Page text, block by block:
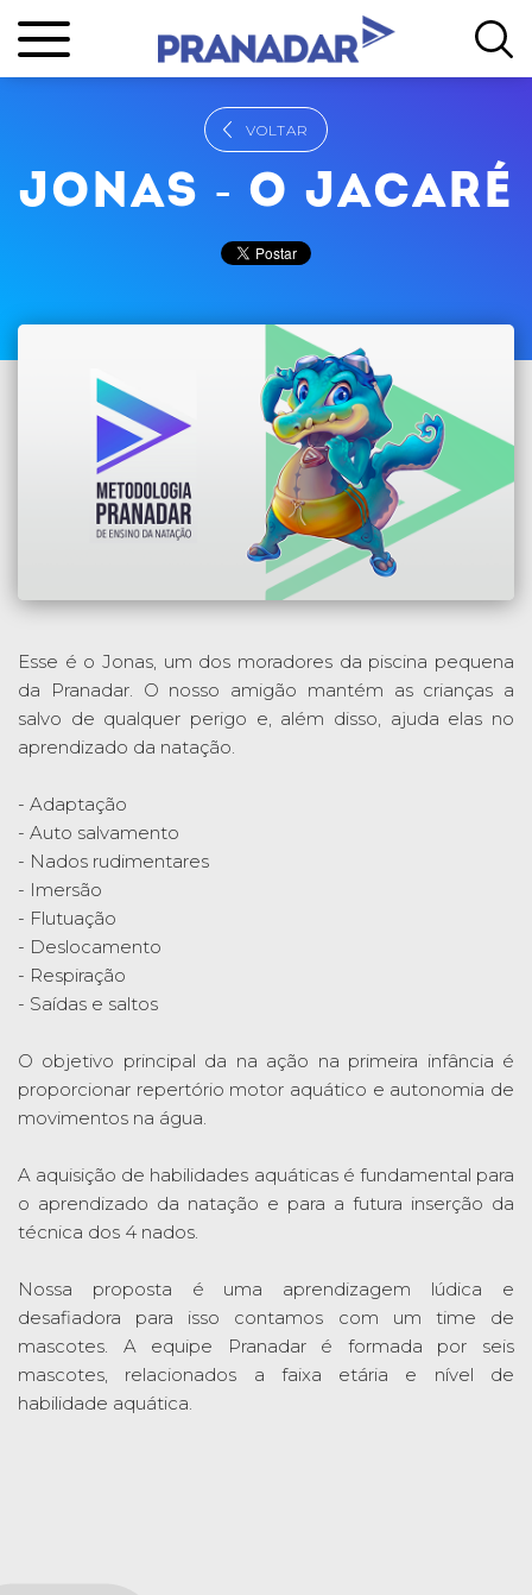
VOLTAR
JONAS - O JACARÉ
Esse é o Jonas, um dos moradores da piscina pequena
da Pranadar. O nosso amigão mantém as crianças a
salvo de qualquer perigo e, além disso, ajuda elas no
aprendizado da natação.
- Adaptação
- Auto salvamento
- Nados rudimentares
- Imersão
- Flutuação
- Deslocamento
- Respiração
- Saídas e saltos
O objetivo principal da na ação na primeira infância é
proporcionar repertório motor aquático e autonomia de
movimentos na água.
A aquisição de habilidades aquáticas é fundamental para
o aprendizado da natação e para a futura inserção da
técnica dos 4 nados.
Nossa proposta é uma aprendizagem lúdica e
desafiadora para isso contamos com um time de
mascotes. A equipe Pranadar é formada por seis
mascotes, relacionados a faixa etária e nível de
habilidade aquática.